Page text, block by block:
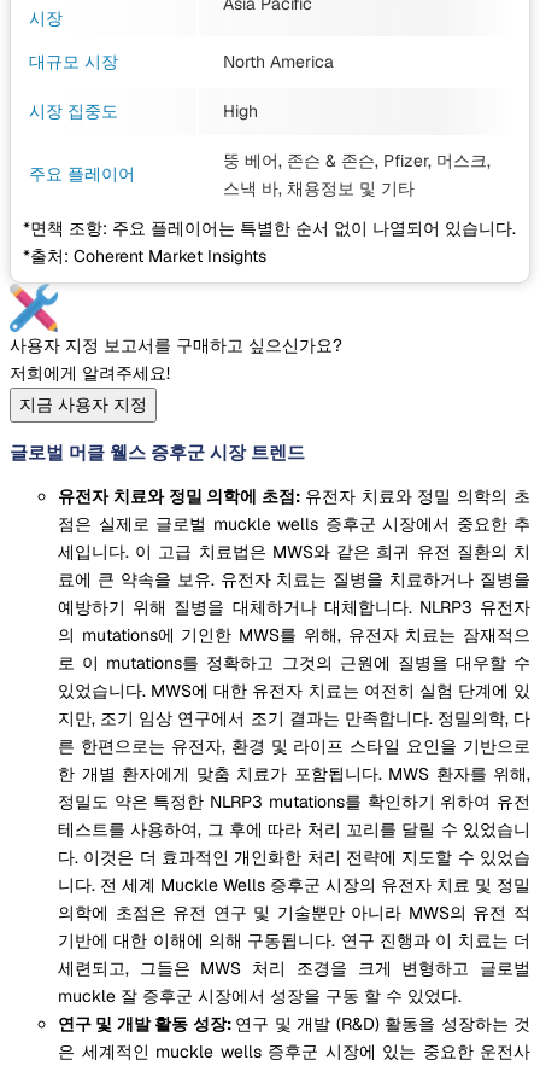
시장
대규모 시장 North America
시장 집중도 High
주요 플레이어
뚱 베어, 존슨 & 존슨, Pfizer, 머스크,
스낵 바, 채용정보 및 기타
*면책 조항: 주요 플레이어는 특별한 순서 없이 나열되어 있습니다.
*출처: Coherent Market Insights
사용자 지정 보고서를 구매하고 싶으신가요?
저희에게 알려주세요!
지금 사용자 지정
글로벌 머클 웰스 증후군 시장 트렌드
유전자 치료와 정밀 의학에 초점: 유전자 치료와 정밀 의학의 초
점은 실제로 글로벌 muckle wells 증후군 시장에서 중요한 추
세입니다. 이 고급 치료법은 MWS와 같은 희귀 유전 질환의 치
료에 큰 약속을 보유. 유전자 치료는 질병을 치료하거나 질병을
예방하기 위해 질병을 대체하거나 대체합니다. NLRP3 유전자
의 mutations에 기인한 MWS를 위해, 유전자 치료는 잠재적으
로 이 mutations를 정확하고 그것의 근원에 질병을 대우할 수
있었습니다. MWS에 대한 유전자 치료는 여전히 실험 단계에 있
지만, 조기 임상 연구에서 조기 결과는 만족합니다. 정밀의학, 다
른 한편으로는 유전자, 환경 및 라이프 스타일 요인을 기반으로
한 개별 환자에게 맞춤 치료가 포함됩니다. MWS 환자를 위해,
정밀도 약은 특정한 NLRP3 mutations를 확인하기 위하여 유전
테스트를 사용하여, 그 후에 따라 처리 꼬리를 달릴 수 있었습니
다. 이것은 더 효과적인 개인화한 처리 전략에 지도할 수 있었습
니다. 전 세계 Muckle Wells 증후군 시장의 유전자 치료 및 정밀
의학에 초점은 유전 연구 및 기술뿐만 아니라 MWS의 유전 적
기반에 대한 이해에 의해 구동됩니다. 연구 진행과 이 치료는 더
세련되고, 그들은 MWS 처리 조경을 크게 변형하고 글로벌
muckle 잘 증후군 시장에서 성장을 구동 할 수 있었다.
연구 및 개발 활동 성장: 연구 및 개발 (R&D) 활동을 성장하는 것
은 세계적인 muckle wells 증후군 시장에 있는 중요한 운전사